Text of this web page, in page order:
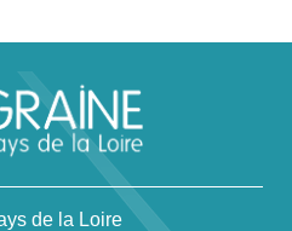
de la Loire